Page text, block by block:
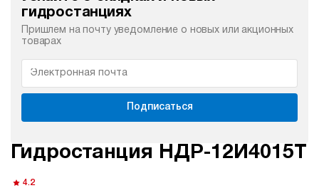
гидростанциях
Пришлем на почту уведомление о новых или акционных
товарах
Подписаться
Гидростанция НДР-12И4015Т
4.2